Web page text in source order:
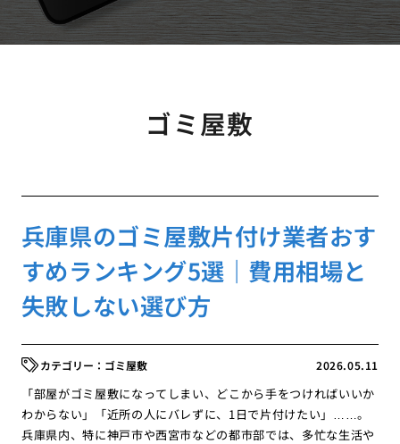
ゴミ屋敷
兵庫県のゴミ屋敷片付け業者おす
すめランキング5選｜費用相場と
失敗しない選び方
2026.05.11
ゴミ屋敷
「部屋がゴミ屋敷になってしまい、どこから手をつければいいか
わからない」「近所の人にバレずに、1日で片付けたい」……。
兵庫県内、特に神戸市や西宮市などの都市部では、多忙な生活や